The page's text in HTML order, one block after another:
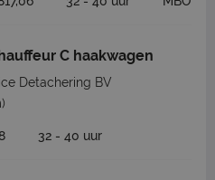
C haakwagen
Detachering BV
32 - 40 uur